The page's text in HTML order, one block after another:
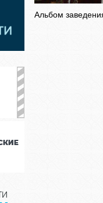
Альбом